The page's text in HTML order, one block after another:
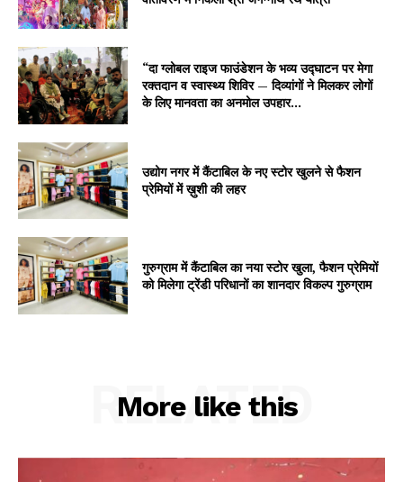
“दा ग्लोबल राइज फाउंडेशन के भव्य उद्घाटन पर मेगा
रक्तदान व स्वास्थ्य शिविर — दिव्यांगों ने मिलकर लोगों
के लिए मानवता का अनमोल उपहार...
उद्योग नगर में कैंटाबिल के नए स्टोर खुलने से फैशन
प्रेमियों में ख़ुशी की लहर
गुरुग्राम में कैंटाबिल का नया स्टोर खुला, फैशन प्रेमियों
को मिलेगा ट्रेंडी परिधानों का शानदार विकल्प गुरुग्राम
More like this
RELATED